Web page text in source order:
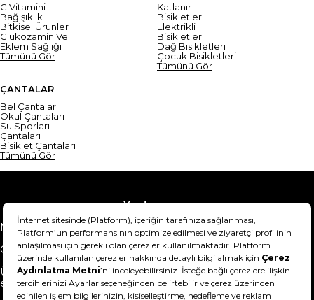
C Vitamini
Bağışıklık
Bitkisel Ürünler
Glukozamin Ve
Eklem Sağlığı
Tümünü Gör
Katlanır
Bisikletler
Elektrikli
Bisikletler
Dağ Bisikletleri
Çocuk Bisikletleri
Tümünü Gör
ÇANTALAR
Bel Çantaları
Okul Çantaları
Su Sporları
Çantaları
Bisiklet Çantaları
Tümünü Gör
Yardım
Mesafeli Satış Sözleşmesi
Teslimat Bilgisi
Gizlilik Sözleşmesi
Şartlar & Koşullar
Ürünümü nasıl iade
edebilirim?
Hakkımızda